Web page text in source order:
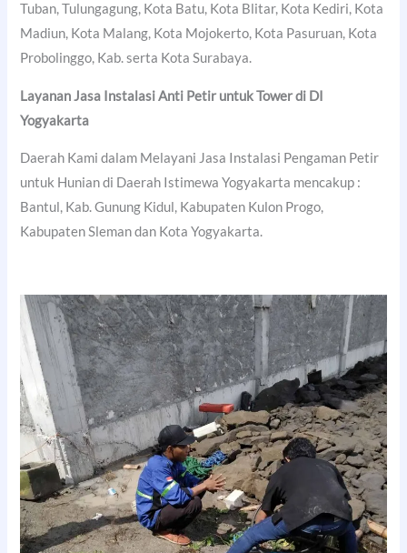
Tuban, Tulungagung, Kota Batu, Kota Blitar, Kota Kediri, Kota
Madiun, Kota Malang, Kota Mojokerto, Kota Pasuruan, Kota
Probolinggo, Kab. serta Kota Surabaya.
Layanan Jasa Instalasi Anti Petir untuk Tower di DI
Yogyakarta
Daerah Kami dalam Melayani Jasa Instalasi Pengaman Petir
untuk Hunian di Daerah Istimewa Yogyakarta mencakup :
Bantul, Kab. Gunung Kidul, Kabupaten Kulon Progo,
Kabupaten Sleman dan Kota Yogyakarta.